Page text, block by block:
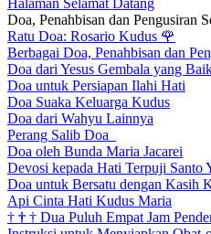
Doa, Penahbisan dan Pengusiran
Ratu Doa: Rosario Kudus 🌹
Berbagai Doa, Penahbisan dan
Doa dari Yesus Gembala yang
Doa untuk Persiapan Ilahi Hati
Doa Suaka Keluarga Kudus
Doa dari Wahyu Lainnya
Perang Salib Doa
Doa oleh Bunda Maria Jacarei
Devosi kepada Hati Terpuji Santo
Doa untuk Bersatu dengan Kasih
Api Cinta Hati Kudus Maria
† † † Dua Puluh Empat Jam